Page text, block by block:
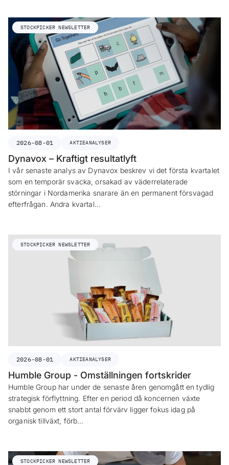
STOCKPICKER NEWSLETTER
2026-08-01 AKTIEANALYSER
Dynavox – Kraftigt resultatlyft
I vår senaste analys av Dynavox beskrev vi det första kvartalet
som en temporär svacka, orsakad av väderrelaterade
störningar i Nordamerika snarare än en permanent försvagad
efterfrågan. Andra kvartal…
STOCKPICKER NEWSLETTER
2026-08-01 AKTIEANALYSER
Humble Group - Omställningen fortskrider
Humble Group har under de senaste åren genomgått en tydlig
strategisk förflyttning. Efter en period då koncernen växte
snabbt genom ett stort antal förvärv ligger fokus idag på
organisk tillväxt, förb…
STOCKPICKER NEWSLETTER